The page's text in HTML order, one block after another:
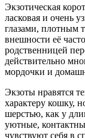
Экзотическая
ласковая и очень
глазами, плотным
внешности её
родственницей
действительно
мордочки и
Экзоты нравятся
характеру кошку,
шерстью, как у
уютные,
чувствуют себя в